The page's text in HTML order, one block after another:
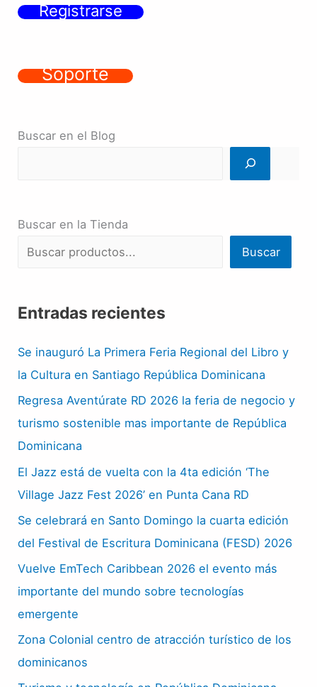
Registrarse
Soporte
Buscar en el Blog
Buscar en la Tienda
Buscar
Entradas recientes
Se inauguró La Primera Feria Regional del Libro y
la Cultura en Santiago República Dominicana
Regresa Aventúrate RD 2026 la feria de negocio y
turismo sostenible mas importante de República
Dominicana
El Jazz está de vuelta con la 4ta edición ‘The
Village Jazz Fest 2026’ en Punta Cana RD
Se celebrará en Santo Domingo la cuarta edición
del Festival de Escritura Dominicana (FESD) 2026
Vuelve EmTech Caribbean 2026 el evento más
importante del mundo sobre tecnologías
emergente
Zona Colonial centro de atracción turístico de los
dominicanos